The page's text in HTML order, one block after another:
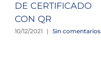
DE CERTIFICADO
CON QR
10/12/2021 | Sin comentarios